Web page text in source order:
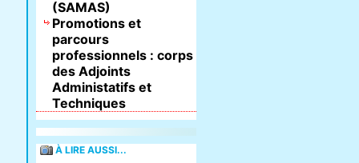
(SAMAS)
Promotions et
parcours
professionnels : corps
des Adjoints
Administatifs et
Techniques
À LIRE AUSSI...